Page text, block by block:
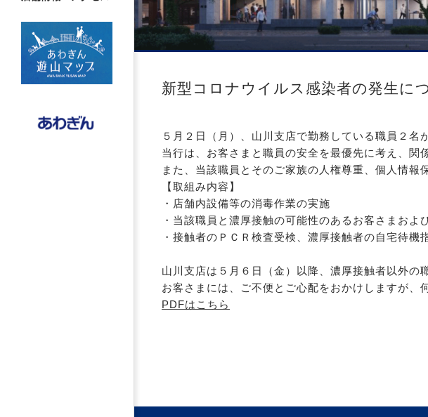
新型コロナウイルス感染者の発生に
５月２日（月）、山川支店で勤務している職員２名
当行は、お客さまと職員の安全を最優先に考え、関
また、当該職員とそのご家族の人権尊重、個人情報
【取組み内容】
・店舗内設備等の消毒作業の実施
・当該職員と濃厚接触の可能性のあるお客さまおよ
・接触者のＰＣＲ検査受検、濃厚接触者の自宅待機
山川支店は５月６日（金）以降、濃厚接触者以外の
お客さまには、ご不便とご心配をおかけしますが、
PDFはこちら